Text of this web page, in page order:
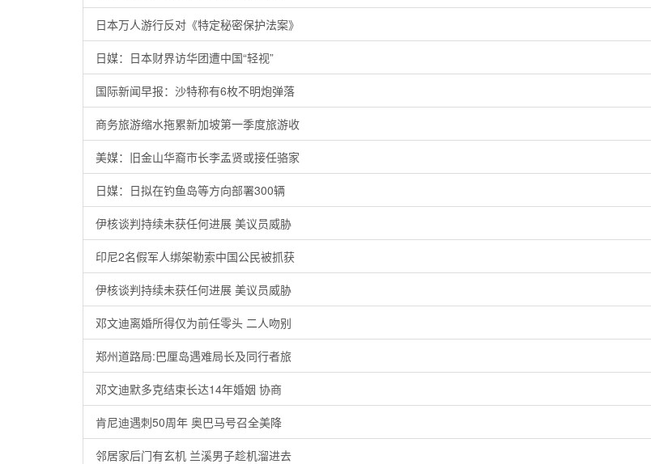
日本万人游行反对《特定秘密保护法案》
日媒：日本财界访华团遭中国“轻视”
国际新闻早报：沙特称有6枚不明炮弹落
商务旅游缩水拖累新加坡第一季度旅游收
美媒：旧金山华裔市长李孟贤或接任骆家
日媒：日拟在钓鱼岛等方向部署300辆
伊核谈判持续未获任何进展 美议员威胁
印尼2名假军人绑架勒索中国公民被抓获
伊核谈判持续未获任何进展 美议员威胁
邓文迪离婚所得仅为前任零头 二人吻别
郑州道路局:巴厘岛遇难局长及同行者旅
邓文迪默多克结束长达14年婚姻 协商
肯尼迪遇刺50周年 奥巴马号召全美降
邻居家后门有玄机 兰溪男子趁机溜进去